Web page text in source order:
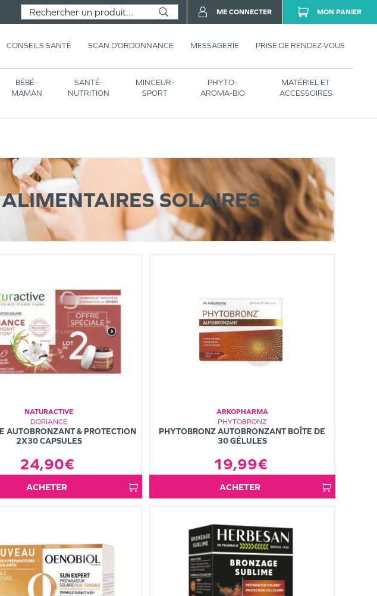
CONSEILS SANTÉ SCAN D’ORDONNANCE MESSAGERIE PRISE DE RENDEZ-VOUS
BÉBÉ-
MAMAN
SANTÉ-
NUTRITION
MINCEUR-
SPORT
PHYTO-
AROMA-BIO
MATÉRIEL ET
ACCESSOIRES
ME CONNECTER MON PANIER
SOLAIRES
NATURACTIVE
DORIANCE
AUTOBRONZANT & PROTECTION
2X30 CAPSULES
24,90€
ACHETER
ARKOPHARMA
PHYTOBRONZ
PHYTOBRONZ AUTOBRONZANT BOÎTE DE
30 GÉLULES
19,99€
ACHETER